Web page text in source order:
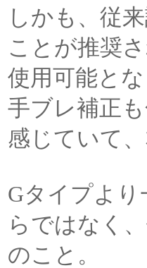
しかも、従
ことが推奨
使用可能と
手ブレ補正
感じていて
Gタイプよ
らではなく
のこと。